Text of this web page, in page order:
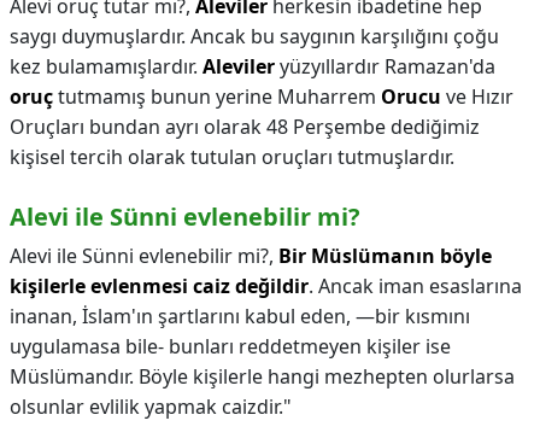
Alevi oruç tutar mı?, Aleviler herkesin ibadetine hep
saygı duymuşlardır. Ancak bu saygının karşılığını çoğu
kez bulamamışlardır. Alevileryüzyıllardır Ramazan'da
oruçtutmamış bunun yerine Muharrem Orucu ve Hızır
Oruçları bundan ayrı olarak 48 Perşembe dediğimiz
kişisel tercih olarak tutulan oruçları tutmuşlardır.
Alevi ile Sünni evlenebilir mi?
Alevi ile Sünni evlenebilir mi?, Bir Müslümanın böyle
kişilerle evlenmesi caiz değildir. Ancak iman esaslarına
inanan, İslam'ın şartlarını kabul eden, —bir kısmını
uygulamasa bile- bunları reddetmeyen kişiler ise
Müslümandır. Böyle kişilerle hangi mezhepten olurlarsa
olsunlar evlilik yapmak caizdir."